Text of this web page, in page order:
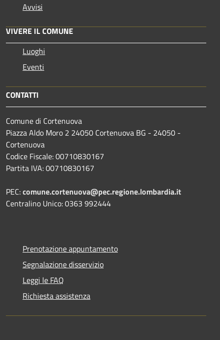
Avvisi
VIVERE IL COMUNE
Luoghi
Eventi
CONTATTI
Comune di Cortenuova
Piazza Aldo Moro 2 24050 Cortenuova BG - 24050 -
Cortenuova
Codice Fiscale: 00710830167
Partita IVA: 00710830167
PEC:comune.cortenuova@pec.regione.lombardia.it
Centralino Unico: 0363 992444
Prenotazione appuntamento
Segnalazione disservizio
Leggi le FAQ
Richiesta assistenza